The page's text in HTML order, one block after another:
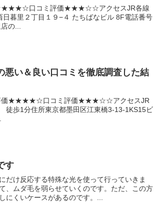
★★★★☆口コミ評価★★★☆☆アクセスJR各線
暮里２丁目１９−４ たちばなビル 8F電話番号
の...
悪い＆良い口コミを徹底調査した結
評価★★★★☆口コミ評価★★★☆☆アクセスJR
歩1分住所東京都墨田区江東橋3-13-1KS15ビ
す
だけ反応する特殊な光を使って行っていきま
、ムダ毛を弱らせていくのです。ただ、この方
にくいケースがあるのです。...